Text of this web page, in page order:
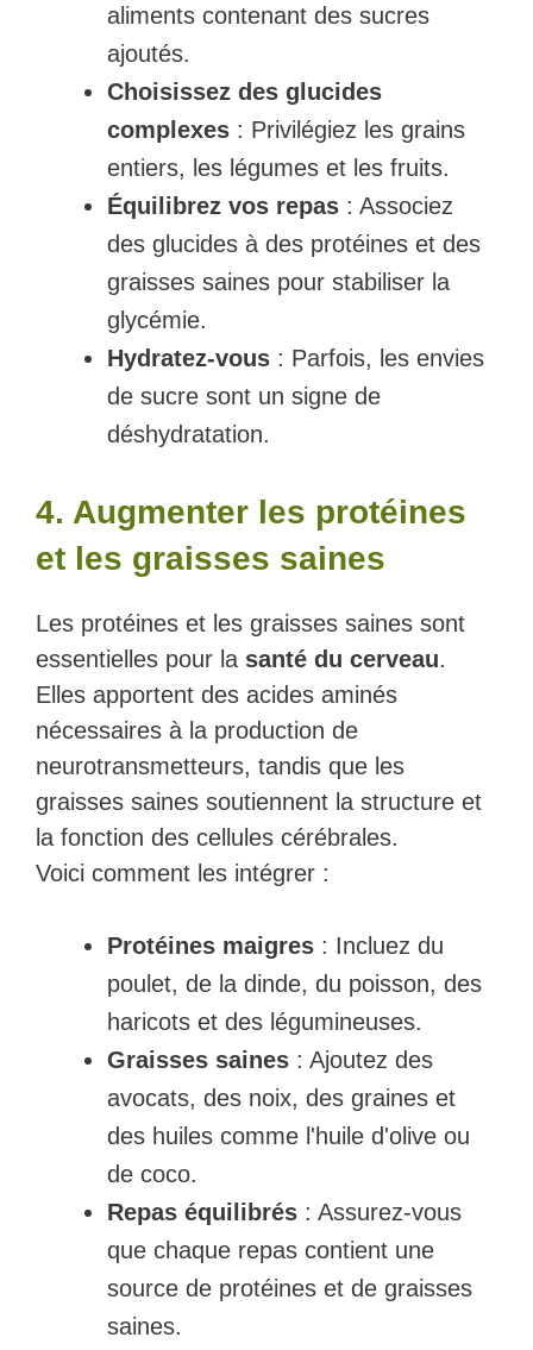
aliments contenant des sucres
ajoutés.
Choisissez des glucides
complexes : Privilégiez les grains
entiers, les légumes et les fruits.
Équilibrez vos repas : Associez
des glucides à des protéines et des
graisses saines pour stabiliser la
glycémie.
Hydratez-vous : Parfois, les envies
de sucre sont un signe de
déshydratation.
4. Augmenter les protéines
et les graisses saines
Les protéines et les graisses saines sont
essentielles pour la santé du cerveau.
Elles apportent des acides aminés
nécessaires à la production de
neurotransmetteurs, tandis que les
graisses saines soutiennent la structure et
la fonction des cellules cérébrales.
Voici comment les intégrer :
Protéines maigres : Incluez du
poulet, de la dinde, du poisson, des
haricots et des légumineuses.
Graisses saines : Ajoutez des
avocats, des noix, des graines et
des huiles comme l'huile d'olive ou
de coco.
Repas équilibrés : Assurez-vous
que chaque repas contient une
source de protéines et de graisses
saines.